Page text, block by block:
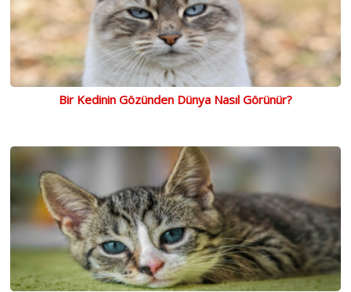
Bir Kedinin Gözünden Dünya Nasıl Görünür?